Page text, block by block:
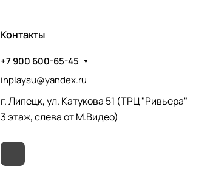
Контакты
+7 900 600-65-45
inplaysu@yandex.ru
г. Липецк, ул. Катукова 51 (ТРЦ "Ривьера"
3 этаж, слева от М.Видео)